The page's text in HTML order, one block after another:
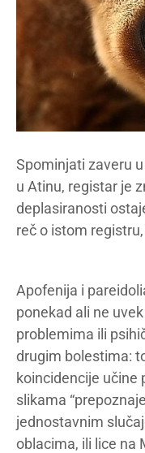
Spominjati zaveru
u Atinu, registar je
deplasiranosti
reč o istom
Apofenija i
ponekad ali ne
problemima ili
drugim bolestima:
koincidencije učine
slikama
jednostavnim
oblacima, ili lice na